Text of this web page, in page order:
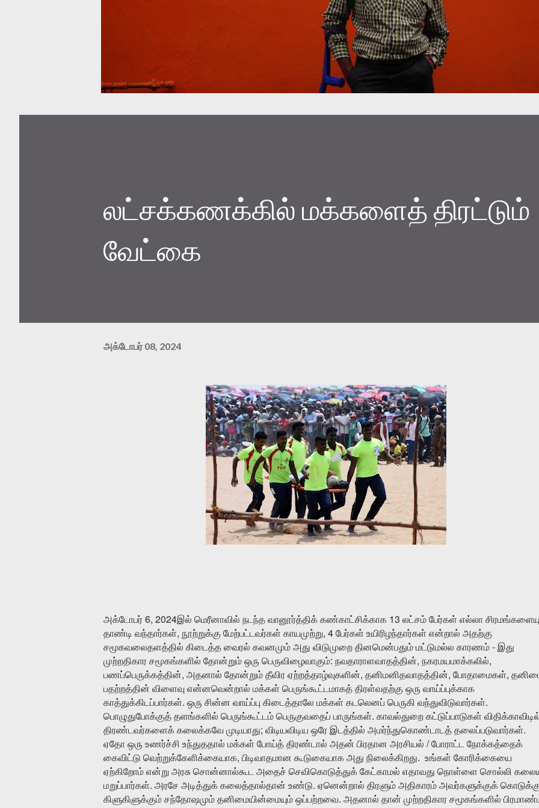
லட்சக்கணக்கில் மக்களைத் திரட்டும்
வேட்கை
அக்டோபர் 08, 2024
அக்டோபர் 6, 2024இல் மெரீனாவில் நடந்த வானூர்த்திக் கண்காட்சிக்காக 13 லட்சம் பேர்கள் எல்லா
தாண்டி வந்தார்கள், நூற்றுக்கு மேற்பட்டவர்கள் காயமுற்று, 4 பேர்கள் உயிரிழந்தார்கள் என்றால் அதற்கு
சமூகவலைதளத்தில் கிடைத்த வைரல் கவனமும் அது விடுமுறை தினமென்பதும் மட்டுமல்ல காரணம் - இது
முற்றதிகார சமூகங்களில் தோன்றும் ஒரு பெருவிழைவாகும்: நவதாராளவாதத்தின், நகரமயமாக்கலில்,
பணப்பெருக்கத்தின், அதனால் தோன்றும் தீவிர ஏற்றத்தாழ்வுகளின், தனிமனிதவாதத்தின், போதாமைகள்,
பதற்றத்தின் விளைவு என்னவென்றால் மக்கள் பெருங்கூட்டமாகத் திரள்வதற்கு ஒரு வாய்ப்புக்காக
காத்துக்கிடப்பார்கள். ஒரு சின்ன வாய்ப்பு கிடைத்தாலே மக்கள் கடலெனப் பெருகி வந்துவிடுவார்கள்.
பொழுதுபோக்குத் தளங்களில் பெருங்கூட்டம் பெருகுவதைப் பாருங்கள். காவல்துறை கட்டுப்பாடுகள்
திரண்டவர்களைக் கலைக்கவே முடியாது; விடியவிடிய ஒரே இடத்தில் அமர்ந்துகொண்டாடத் தலைப்படுவார்கள்.
ஏதோ ஒரு உணர்ச்சி உந்துததால் மக்கள் போய்த் திரண்டால் அதன் பிரதான அரசியல் /போராட்ட
நோக்கத்தைக்
கைவிட்டு வெற்றுக்கேளிக்கையாக, பிடிவாதமான கூடுகையாக அது நிலைக்கிறது. உங்கள் கோரிக்கையை
ஏற்கிறோம் என்று அரசு சொன்னால்கூட அதைச் செவிகொடுத்துக் கேட்காமல் எதாவது நொள்ளை சொல்லி
மறுப்பார்கள். அரசே அடித்துக் கலைத்தால்தான் உண்டு. ஏனென்றால் திரளும் அதிகாரம் அவர்களுக்குக்
கிளுகிளுக்கும் சந்தோஷமும் தனிமையின்மையும் ஒப்பற்றவை. அதனால் தான் முற்றதிகார சமூகங்களில் பிரமாண்ட